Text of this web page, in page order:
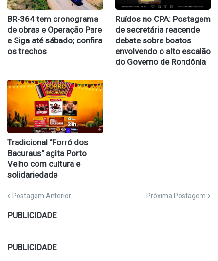
BR-364 tem cronograma
de obras e Operação Pare
e Siga até sábado; confira
os trechos
Ruídos no CPA: Postagem
de secretária reacende
debate sobre boatos
envolvendo o alto escalão
do Governo de Rondônia
Tradicional "Forró dos
Bacuraus" agita Porto
Velho com cultura e
solidariedade
Postagem Anterior Próxima Postagem
PUBLICIDADE
PUBLICIDADE